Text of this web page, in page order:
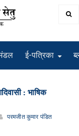
मंडल ई-पत्रिका
: भाषिक
परमजीत कुमार पंडित